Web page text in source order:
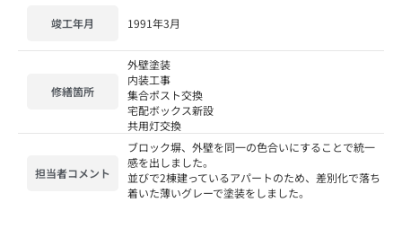
竣工年月 1991年3月
修繕箇所
外壁塗装
内装工事
集合ポスト交換
宅配ボックス新設
共用灯交換
担当者コメント
ブロック塀、外壁を同一の色合いにすることで統一
感を出しました。
並びで2棟建っているアパートのため、差別化で落ち
着いた薄いグレーで塗装をしました。